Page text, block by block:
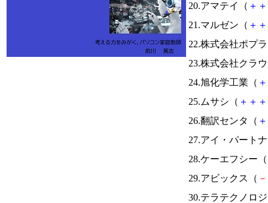
20.アマテイ（ ＋ ＋
21.マルゼン（ ＋ ＋
22.株式会社ポプ
23.株式会社クラ
24.旭化学工業（ ＋
25.ムサシ（ ＋ ＋ ＋
26.翻訳センタ（ ＋
27.アイ・パート
28.ケーエフシー（
29.アビックス（ －
30.テラテクノロ